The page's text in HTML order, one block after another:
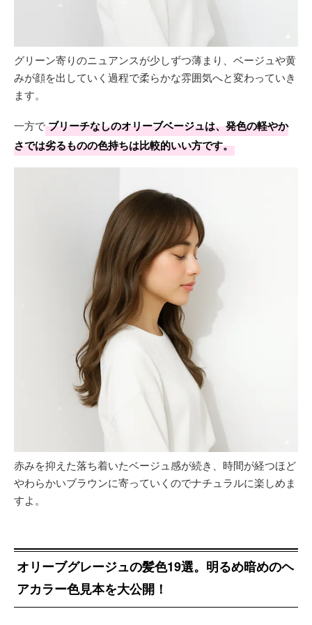
グリーン寄りのニュアンスが少しずつ薄まり、ベージュや黄
みが顔を出していく過程で柔らかな雰囲気へと変わっていき
ます。
一方でブリーチなしのオリーブベージュは、発色の軽やか
さでは劣るものの色持ちは比較的いい方です。
赤みを抑えた落ち着いたベージュ感が続き、時間が経つほど
やわらかいブラウンに寄っていくのでナチュラルに楽しめま
すよ。
オリーブグレージュの髪色19選。明るめ暗めのヘ
アカラー色見本を大公開！